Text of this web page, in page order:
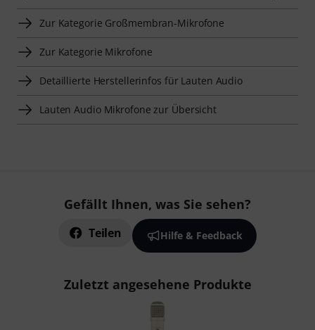
Zur Kategorie Großmembran-Mikrofone
Zur Kategorie Mikrofone
Detaillierte Herstellerinfos für Lauten Audio
Lauten Audio Mikrofone zur Übersicht
Gefällt Ihnen, was Sie sehen?
Teilen Hilfe & Feedback
Zuletzt angesehene Produkte